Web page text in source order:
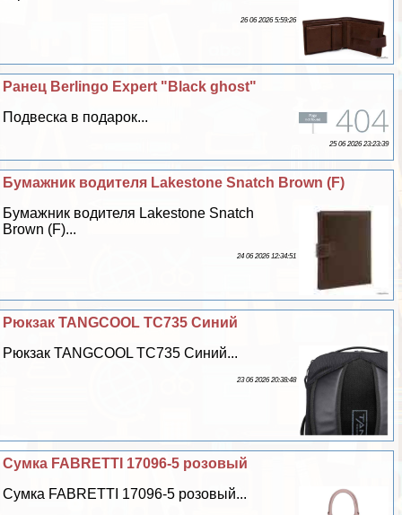
26 06 2026 5:59:26
Ранец Berlingo Expert "Black ghost"
Подвеска в подарок...
25 06 2026 23:23:39
Бумажник водителя Lakestone Snatch Brown (F)
Бумажник водителя Lakestone Snatch
Brown (F)...
24 06 2026 12:34:51
Рюкзак TANGCOOL TC735 Синий
Рюкзак TANGCOOL TC735 Синий...
23 06 2026 20:38:48
Сумка FABRETTI 17096-5 розовый
Сумка FABRETTI 17096-5 розовый...